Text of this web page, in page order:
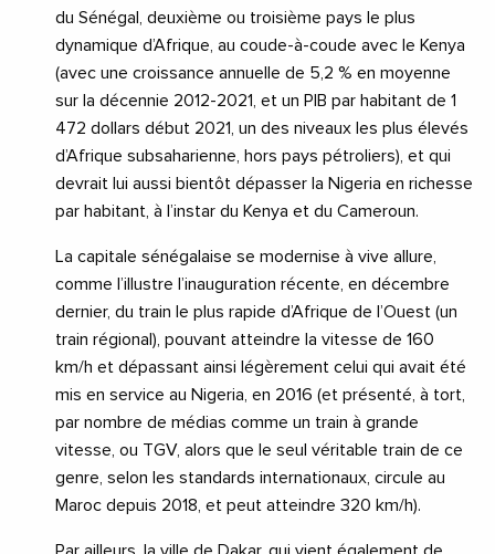
du Sénégal, deuxième ou troisième pays le plus
dynamique d’Afrique, au coude-à-coude avec le Kenya
(avec une croissance annuelle de 5,2 % en moyenne
sur la décennie 2012-2021, et un PIB par habitant de 1
472 dollars début 2021, un des niveaux les plus élevés
d’Afrique subsaharienne, hors pays pétroliers), et qui
devrait lui aussi bientôt dépasser la Nigeria en richesse
par habitant, à l’instar du Kenya et du Cameroun.
La capitale sénégalaise se modernise à vive allure,
comme l’illustre l’inauguration récente, en décembre
dernier, du train le plus rapide d’Afrique de l’Ouest (un
train régional), pouvant atteindre la vitesse de 160
km/h et dépassant ainsi légèrement celui qui avait été
mis en service au Nigeria, en 2016 (et présenté, à tort,
par nombre de médias comme un train à grande
vitesse, ou TGV, alors que le seul véritable train de ce
genre, selon les standards internationaux, circule au
Maroc depuis 2018, et peut atteindre 320 km/h).
Par ailleurs, la ville de Dakar, qui vient également de